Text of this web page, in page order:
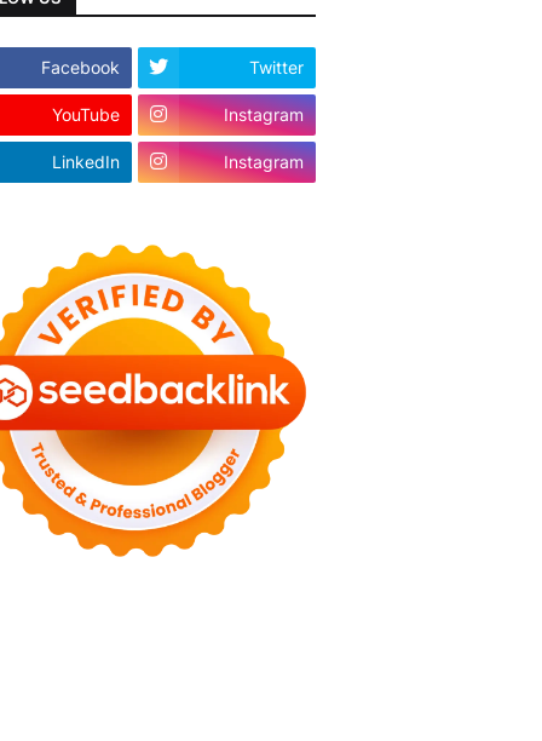
Facebook Twitter
YouTube Instagram
LinkedIn Instagram